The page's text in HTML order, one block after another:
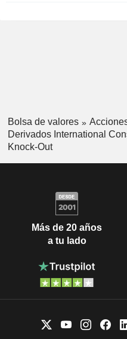
Bolsa de valores
Derivados International
Knock-Out
Más de 20 años
a tu lado